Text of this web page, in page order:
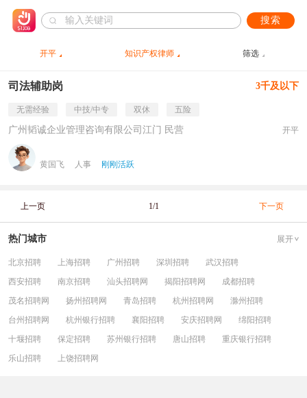
搜索
开平 知识产权律师 筛选
司法辅助岗 3千及以下
无需经验 中技/中专 双休 五险
广州韬诚企业管理咨询有限公司江门 民营 开平
黄国飞 人事 刚刚活跃
上一页 1/1 下一页
热门城市 展开
北京招聘 上海招聘 广州招聘 深圳招聘
武汉招聘
西安招聘
南京招聘 汕头招聘网 揭阳招聘网
成都招聘
茂名招聘网
扬州招聘网 青岛招聘 杭州招聘网
滁州招聘
台州招聘网
杭州银行招聘 襄阳招聘 安庆招聘网
绵阳招聘
十堰招聘
保定招聘 苏州银行招聘 唐山招聘
重庆银行招聘
乐山招聘
上饶招聘网